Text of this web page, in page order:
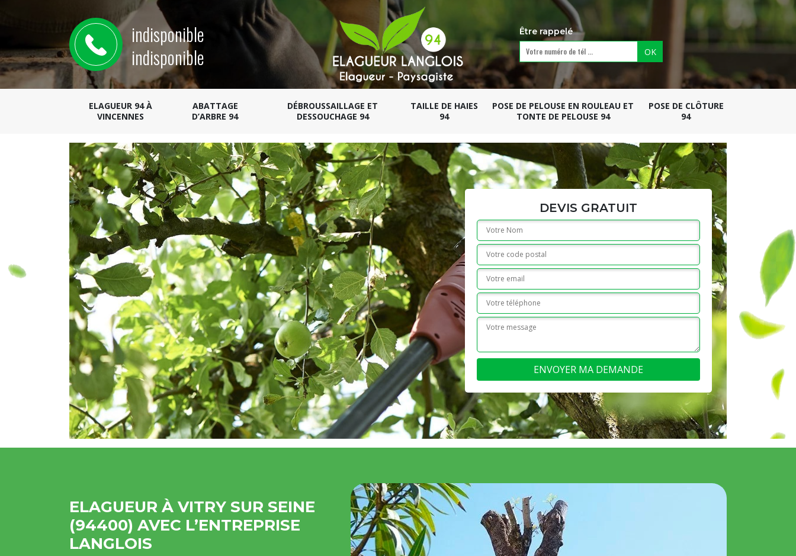
indisponible
indisponible
Être rappelé
ELAGUEUR 94 À
VINCENNES
ABATTAGE
D’ARBRE 94
DÉBROUSSAILLAGE ET
DESSOUCHAGE 94
TAILLE DE HAIES
94
POSE DE PELOUSE EN ROULEAU ET
TONTE DE PELOUSE 94
POSE DE CLÔTURE
94
DEVIS GRATUIT
ELAGUEUR À VITRY SUR SEINE
(94400) AVEC L’ENTREPRISE
LANGLOIS